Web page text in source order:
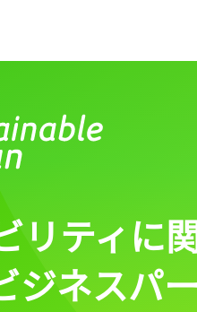
リティに
ジネスパ